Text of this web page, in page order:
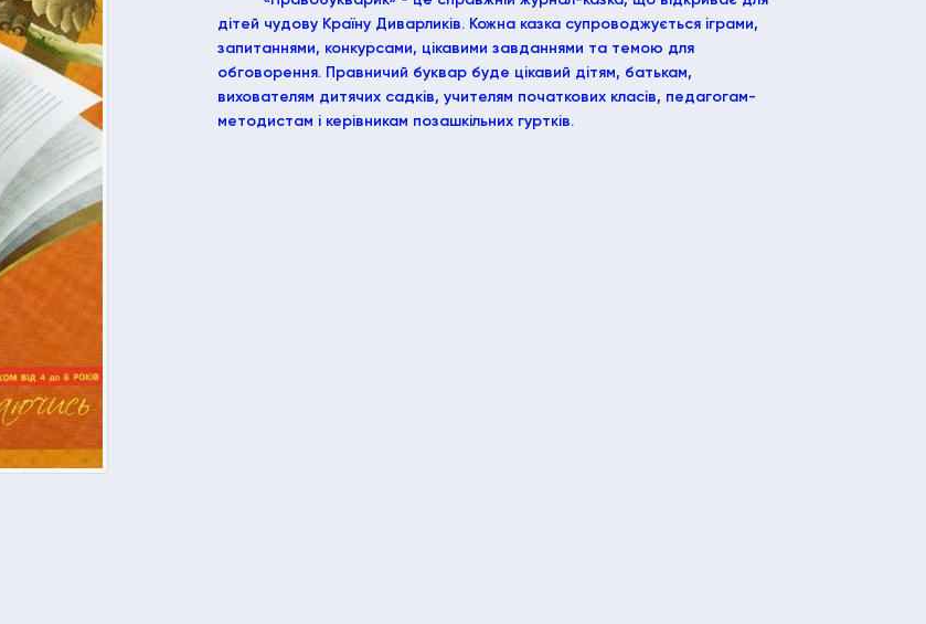
дітей чудову Країну Диварликів. Кожна казка супроводжується іграми,
запитаннями, конкурсами, цікавими завданнями та темою для
обговорення. Правничий буквар буде цікавий дітям, батькам,
вихователям дитячих садків, учителям початкових класів, педагогам-
методистам і керівникам позашкільних гуртків.